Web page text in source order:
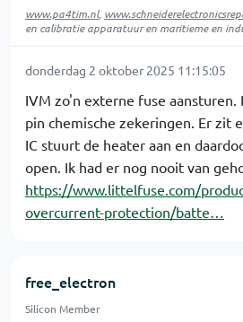
www.pa4tim.nl,
en calibratie apparatuur en maritieme en
donderdag 2 oktober 2025 11:15:05
IVM zo'n externe fuse aansturen.
pin chemische zekeringen. Er zit
IC stuurt de heater aan en
open. Ik had er nog nooit van
https://www.littelfuse.com/
overcurrent-protection/batte…
free_electron
Silicon Member